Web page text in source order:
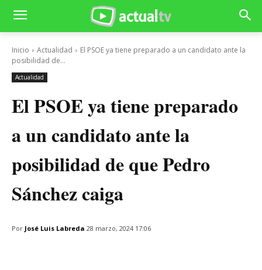
Inicio Actualidad
El PSOE ya tiene preparado a un candidato ante la
posibilidad de...
Actualidad
El PSOE ya tiene preparado
a un candidato ante la
posibilidad de que Pedro
Sánchez caiga
Por José Luis Labreda 28 marzo, 2024 17:06